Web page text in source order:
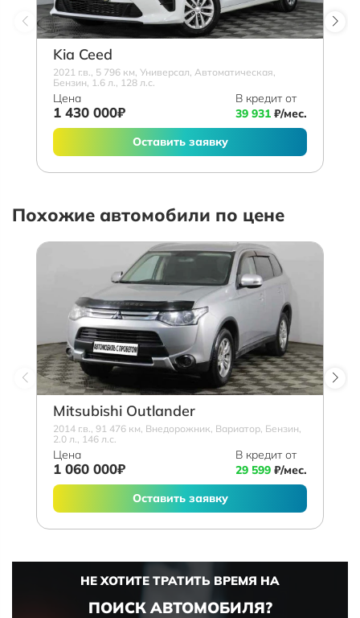
Kia Ceed
2021 г.в., 5 796 км, Универсал, Автоматическая,
Бензин, 1.6 л., 128 л.с.
Цена
1 430 000₽
В кредит от
39 931 ₽/мес.
Оставить заявку
Похожие автомобили по цене
Mitsubishi Outlander
2014 г.в., 91 476 км, Внедорожник, Вариатор, Бензин,
2.0 л., 146 л.с.
Цена
1 060 000₽
В кредит от
29 599 ₽/мес.
Оставить заявку
НЕ ХОТИТЕ ТРАТИТЬ ВРЕМЯ НА
ПОИСК АВТОМОБИЛЯ?